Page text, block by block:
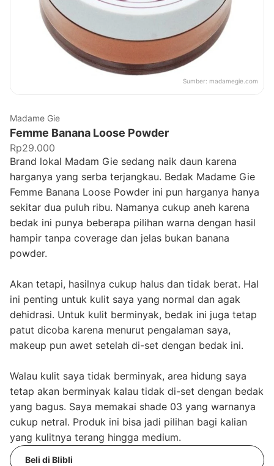
Sumber: madamegie.com
Madame Gie
Femme Banana Loose Powder
Rp29.000
Brand lokal Madam Gie sedang naik daun karena
harganya yang serba terjangkau. Bedak Madame Gie
Femme Banana Loose Powder ini pun harganya hanya
sekitar dua puluh ribu. Namanya cukup aneh karena
bedak ini punya beberapa pilihan warna dengan hasil
hampir tanpa coverage dan jelas bukan banana
powder.
Akan tetapi, hasilnya cukup halus dan tidak berat. Hal
ini penting untuk kulit saya yang normal dan agak
dehidrasi. Untuk kulit berminyak, bedak ini juga tetap
patut dicoba karena menurut pengalaman saya,
makeup pun awet setelah di-set dengan bedak ini.
Walau kulit saya tidak berminyak, area hidung saya
tetap akan berminyak kalau tidak di-set dengan bedak
yang bagus. Saya memakai shade 03 yang warnanya
cukup netral. Produk ini bisa jadi pilihan bagi kalian
yang kulitnya terang hingga medium.
Beli di Blibli